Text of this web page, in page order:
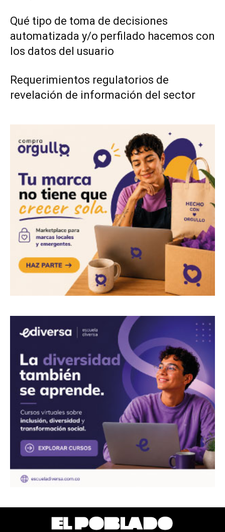
Qué tipo de toma de decisiones
automatizada y/o perfilado hacemos con
los datos del usuario
Requerimientos regulatorios de
revelación de información del sector